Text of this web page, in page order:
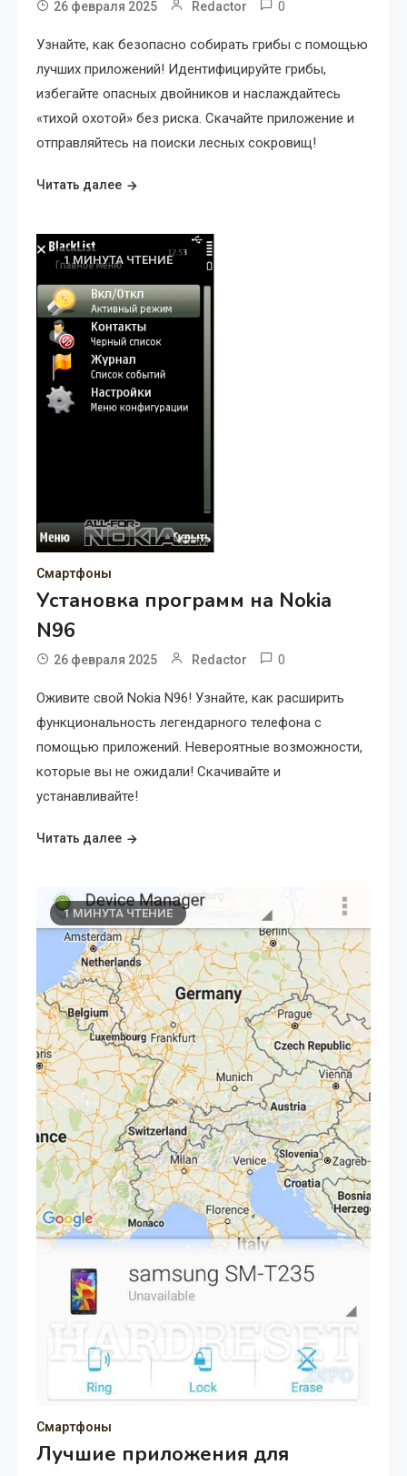
26 февраля 2025 Redactor 0
Узнайте, как безопасно собирать грибы с помощью
лучших приложений! Идентифицируйте грибы,
избегайте опасных двойников и наслаждайтесь
«тихой охотой» без риска. Скачайте приложение и
отправляйтесь на поиски лесных сокровищ!
Читать далее
1 МИНУТА ЧТЕНИЕ
Смартфоны
Установка программ на Nokia
N96
26 февраля 2025 Redactor 0
Оживите свой Nokia N96! Узнайте, как расширить
функциональность легендарного телефона с
помощью приложений. Невероятные возможности,
которые вы не ожидали! Скачивайте и
устанавливайте!
Читать далее
1 МИНУТА ЧТЕНИЕ
Смартфоны
Лучшие приложения для